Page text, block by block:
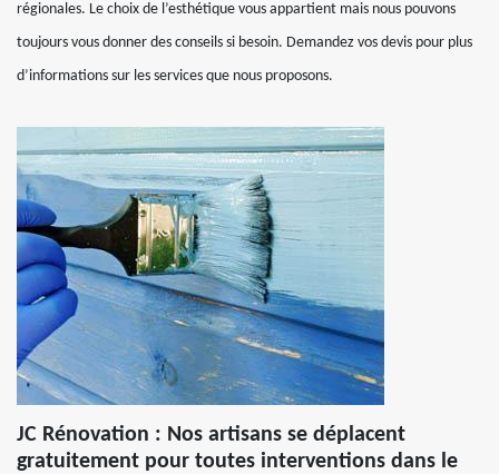
régionales. Le choix de l’esthétique vous appartient mais nous pouvons
toujours vous donner des conseils si besoin. Demandez vos devis pour plus
d’informations sur les services que nous proposons.
JC Rénovation : Nos artisans se déplacent
gratuitement pour toutes interventions dans le